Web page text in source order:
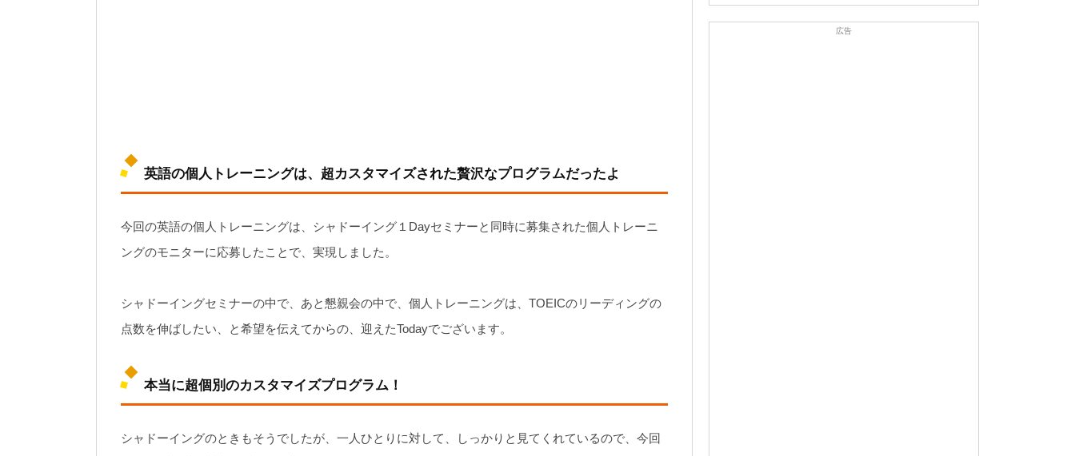
英語の個人トレーニングは、超カスタマイズされた贅沢なプログラムだったよ
今回の英語の個人トレーニングは、シャドーイング１Dayセミナーと同時に募集された個人トレーニ
ングのモニターに応募したことで、実現しました。
シャドーイングセミナーの中で、あと懇親会の中で、個人トレーニングは、TOEICのリーディングの
点数を伸ばしたい、と希望を伝えてからの、迎えたTodayでございます。
本当に超個別のカスタマイズプログラム！
シャドーイングのときもそうでしたが、一人ひとりに対して、しっかりと見てくれているので、今回
広告